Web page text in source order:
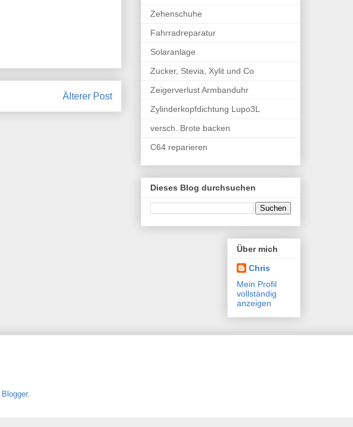
Älterer Post
Zehenschuhe
Fahrradreparatur
Solaranlage
Zucker, Stevia, Xylit und Co
Zeigerverlust Armbanduhr
Zylinderkopfdichtung Lupo3L
versch. Brote backen
C64 reparieren
Dieses Blog durchsuchen
Über mich
Chris
Mein Profil
vollständig
anzeigen
Blogger.